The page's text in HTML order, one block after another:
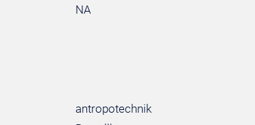
NA
antropotechnik